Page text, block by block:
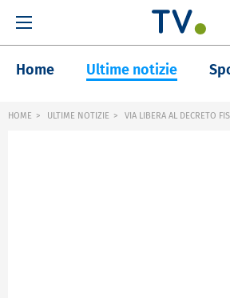
Home Ultime notizie
HOME ULTIME NOTIZIE VIA LIBERA AL DECRETO